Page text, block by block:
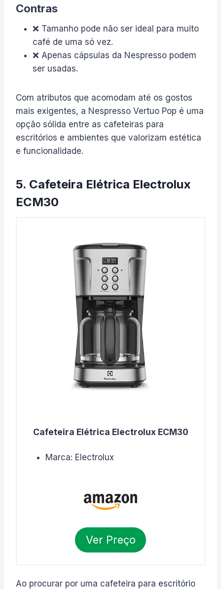
Contras
❌ Tamanho pode não ser ideal para muito
café de uma só vez.
❌ Apenas cápsulas da Nespresso podem
ser usadas.
Com atributos que acomodam até os gostos
mais exigentes, a Nespresso Vertuo Pop é uma
opção sólida entre as cafeteiras para
escritórios e ambientes que valorizam estética
e funcionalidade.
5. Cafeteira Elétrica Electrolux
ECM30
Cafeteira Elétrica Electrolux ECM30
Marca: Electrolux
Ver Preço
Ao procurar por uma cafeteira para escritório